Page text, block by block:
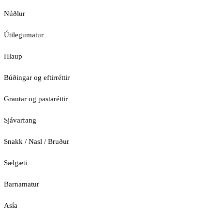
Núðlur
Útilegumatur
Hlaup
Búðingar og eftirréttir
Grautar og pastaréttir
Sjávarfang
Snakk / Nasl / Bruður
Sælgæti
Barnamatur
Asía